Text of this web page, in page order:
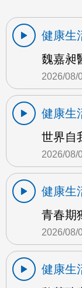
健康生
魏嘉昶
2026/08/
健康生
世界自
2026/08/
健康生
青春期
2026/08/
健康生